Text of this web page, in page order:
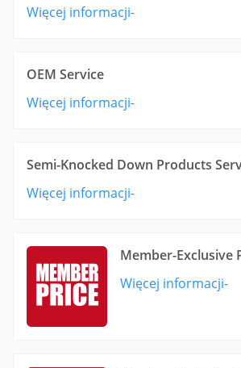
Więcej informacji-
OEM Service
Więcej informacji-
Semi-Knocked Down Products
Więcej informacji-
Member-Exclusive
Więcej informacji-